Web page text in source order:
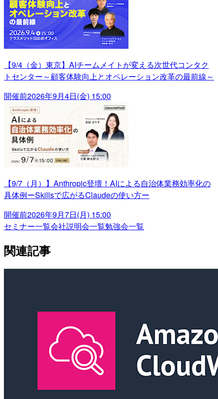
【9/4（金）東京】AIチームメイトが変える次世代コンタク
トセンター～顧客体験向上とオペレーション改革の最前線～
開催前2026年9月4日(金) 15:00
【9/7（月）】Anthropic登壇！AIによる自治体業務効率化の
具体例ーSkillsで広がるClaudeの使い方ー
開催前2026年9月7日(月) 15:00
セミナー一覧会社説明会一覧勉強会一覧
関連記事